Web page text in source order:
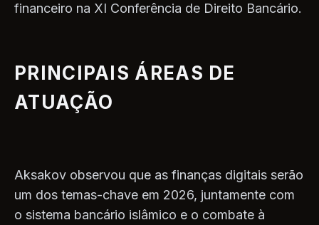
financeiro na XI Conferência de Direito Bancário.
PRINCIPAIS ÁREAS DE
ATUAÇÃO
Aksakov observou que as finanças digitais serão
um dos temas-chave em 2026, juntamente com
o sistema bancário islâmico e o combate à